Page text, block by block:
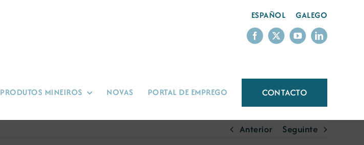
ESPAÑOL GALEGO
PRODUTOS MINEIROS NOVAS PORTAL DE EMPREGO CONTACTO
Anterior Seguinte